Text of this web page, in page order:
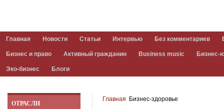
Главная Новости Статьи Интервью Без комментариев
Бизнес и право Активный гражданин Business music Бизнес-
Эко-бизнес Блоги
Главная Бизнес-здоровье
ОТРАСЛИ